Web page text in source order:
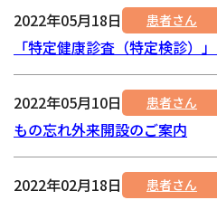
2022年05月18日 患者さん
「特定健康診査（特定検診）
2022年05月10日 患者さん
もの忘れ外来開設のご案内
2022年02月18日 患者さん